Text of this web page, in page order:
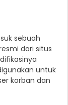
sebuah
dari situs
untuk
korban dan